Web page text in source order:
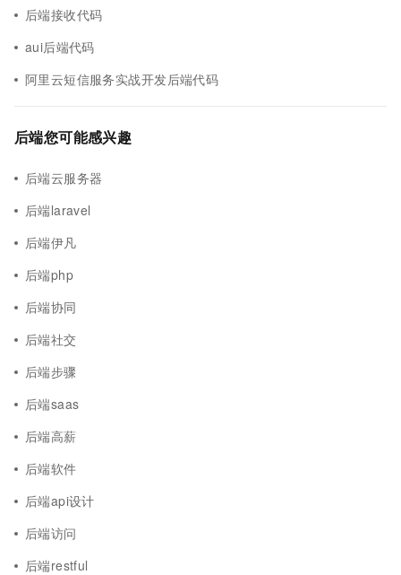
后端接收代码
aui后端代码
阿里云短信服务实战开发后端代码
后端您可能感兴趣
后端云服务器
后端laravel
后端伊凡
后端php
后端协同
后端社交
后端步骤
后端saas
后端高薪
后端软件
后端api设计
后端访问
后端restful